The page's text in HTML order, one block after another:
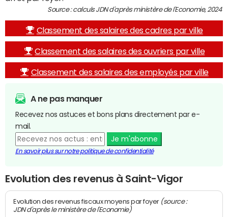
Source : calculs JDN d'après ministère de l'Economie, 2024
Classement des salaires des cadres par ville
Classement des salaires des ouvriers par ville
Classement des salaires des employés par ville
A ne pas manquer
Recevez nos astuces et bons plans directement par e-
mail.
Je m'abonne
En savoir plus sur notre politique de confidentialité
Evolution des revenus à Saint-Vigor
Evolution des revenus fiscaux moyens par foyer (source :
JDN d'après le ministère de l'Economie)